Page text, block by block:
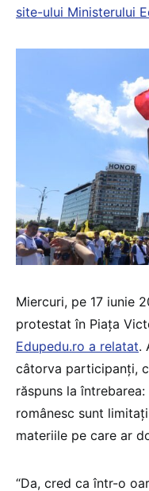
site-ului Ministerului
Miercuri, pe 17 iunie
protestat în Piața
Edupedu.ro a relatat.
câtorva participanți,
răspuns la
românesc sunt
materiile pe care ar
“Da, cred ca într-o